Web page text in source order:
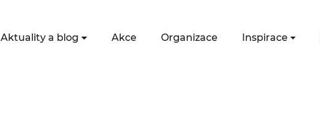
Aktuality a blog Akce Organizace Inspirace